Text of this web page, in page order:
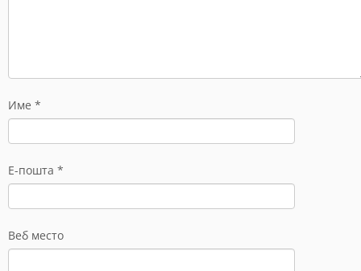
Име *
Е-пошта *
Веб место